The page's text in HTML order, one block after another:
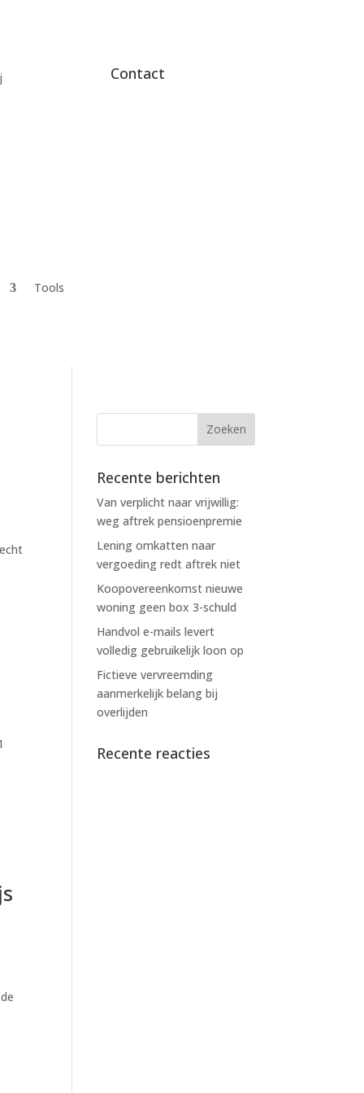
Contact
Tools
Recente berichten
Van verplicht naar vrijwillig:
weg aftrek pensioenpremie
Lening omkatten naar
vergoeding redt aftrek niet
Koopovereenkomst nieuwe
woning geen box 3-schuld
Handvol e-mails levert
volledig gebruikelijk loon op
Fictieve vervreemding
aanmerkelijk belang bij
overlijden
Recente reacties